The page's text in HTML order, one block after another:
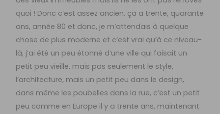
quoi ! Donc c’est assez ancien, ça a trente, quarante
ans, année 80 et donc, je m’attendais à quelque
chose de plus moderne et c’est vrai qu’à ce niveau-
là, j’ai été un peu étonné d’une ville qui faisait un
petit peu vieille, mais pas seulement le style,
l’architecture, mais un petit peu dans le design,
dans même les poubelles dans la rue, c’est un petit
peu comme en Europe il y a trente ans, maintenant